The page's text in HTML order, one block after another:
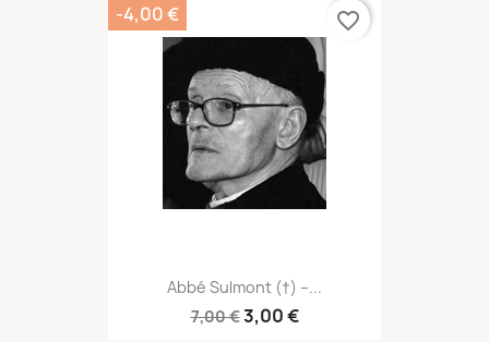
Abbé Sulmont (†) –...
7,00 €3,00 €
-4,00 € favorite_border